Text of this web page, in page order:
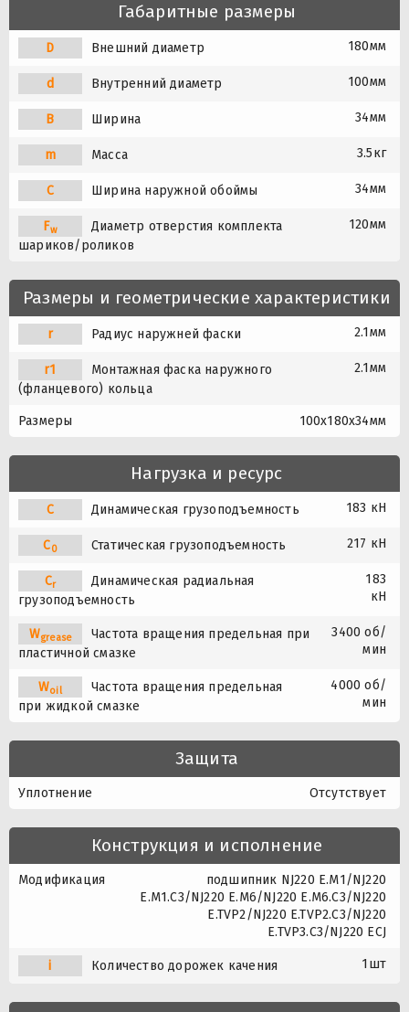
Габаритные размеры
D Внешний диаметр 180мм
d Внутренний диаметр 100мм
B Ширина 34мм
m Масса 3.5кг
C Ширина наружной обоймы 34мм
Fw
Диаметр отверстия комплекта
шариков/роликов
120мм
Размеры и геометрические характеристики
r Радиус наружней фаски 2.1мм
r1
Монтажная фаска наружного
(фланцевого) кольца
2.1мм
Размеры 100x180x34мм
Нагрузка и ресурс
C Динамическая грузоподъемность 183 кН
C0 Статическая грузоподъемность 217 кН
Cr
Динамическая радиальная
грузоподъемность
183
кН
Wgrease
Частота вращения предельная при
пластичной смазке
3400 об/
мин
Woil
Частота вращения предельная
при жидкой смазке
4000 об/
мин
Защита
Уплотнение Отсутствует
Конструкция и исполнение
Модификация
подшипник NJ220 E.M1/NJ220
E.M1.C3/NJ220 E.M6/NJ220 E.M6.C3/NJ220
E.TVP2/NJ220 E.TVP2.C3/NJ220
E.TVP3.C3/NJ220 ECJ
i Количество дорожек качения 1шт